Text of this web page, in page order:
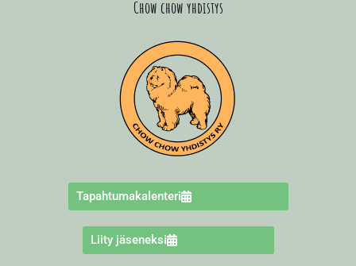
Chow chow yhdistys
Tapahtumakalenteri
Liity jäseneksi